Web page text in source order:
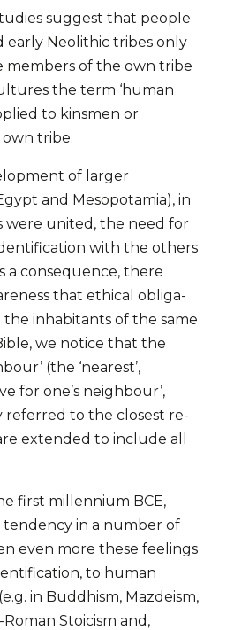
sug­gest that people
early Neolithic tribes only
of the own tribe
the term ‘human
to kin­smen or
own tribe.
of larger
and Meso­po­tamia), in
were uni­ted, the need for
with the others
a conse­quence, there
that ethi­cal obli­ga­
inha­bitants of the same
we notice that the
(the ‘nearest’,
for one’s neighbour’,
refer­red to the clo­sest re­
extended to in­clude all
first millennium BCE,
tendency in a number of
even more these feelings
to human
in Buddhism, Maz­deism,
Stoi­cism and,